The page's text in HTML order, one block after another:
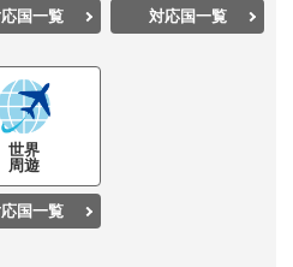
国一覧 対応国一覧
世界
周遊
国一覧